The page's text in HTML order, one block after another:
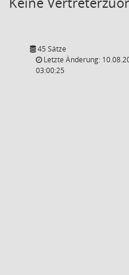
45 Sätze
Letzte Änderung:
03:00:25